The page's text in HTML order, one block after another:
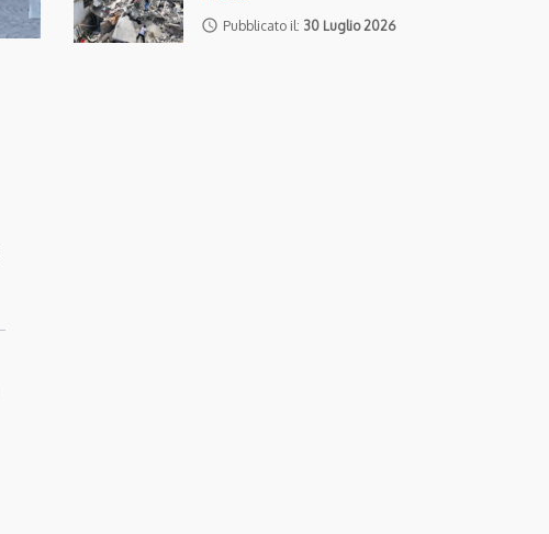
access_time Pubblicato il: 30 Luglio 2026